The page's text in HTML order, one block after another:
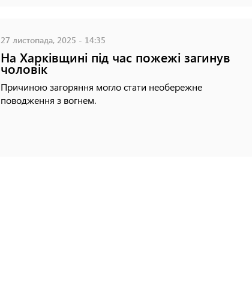
27 листопада, 2025 - 14:35
На Харківщині під час пожежі загинув
чоловік
Причиною загоряння могло стати необережне
поводження з вогнем.